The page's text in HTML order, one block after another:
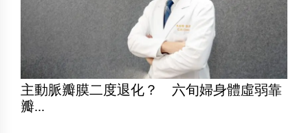
主動脈瓣膜二度退化？ 六旬婦身體虛弱靠
瓣...